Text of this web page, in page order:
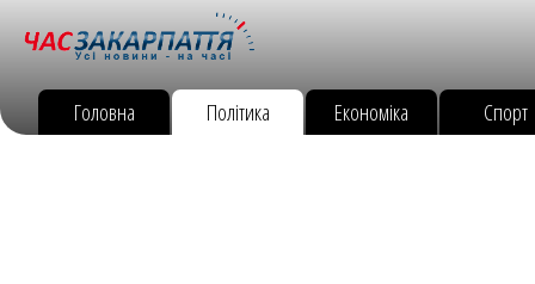
Головна Політика Економіка Спорт